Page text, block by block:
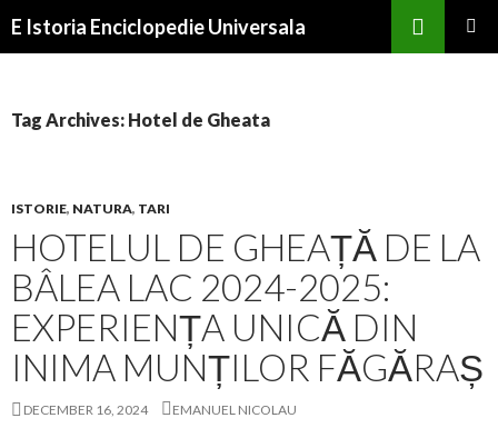
E Istoria Enciclopedie Universala
Tag Archives: Hotel de Gheata
ISTORIE, NATURA, TARI
HOTELUL DE GHEAȚĂ DE LA
BÂLEA LAC 2024-2025:
EXPERIENȚA UNICĂ DIN
INIMA MUNȚILOR FĂGĂRAȘ
DECEMBER 16, 2024 EMANUEL NICOLAU